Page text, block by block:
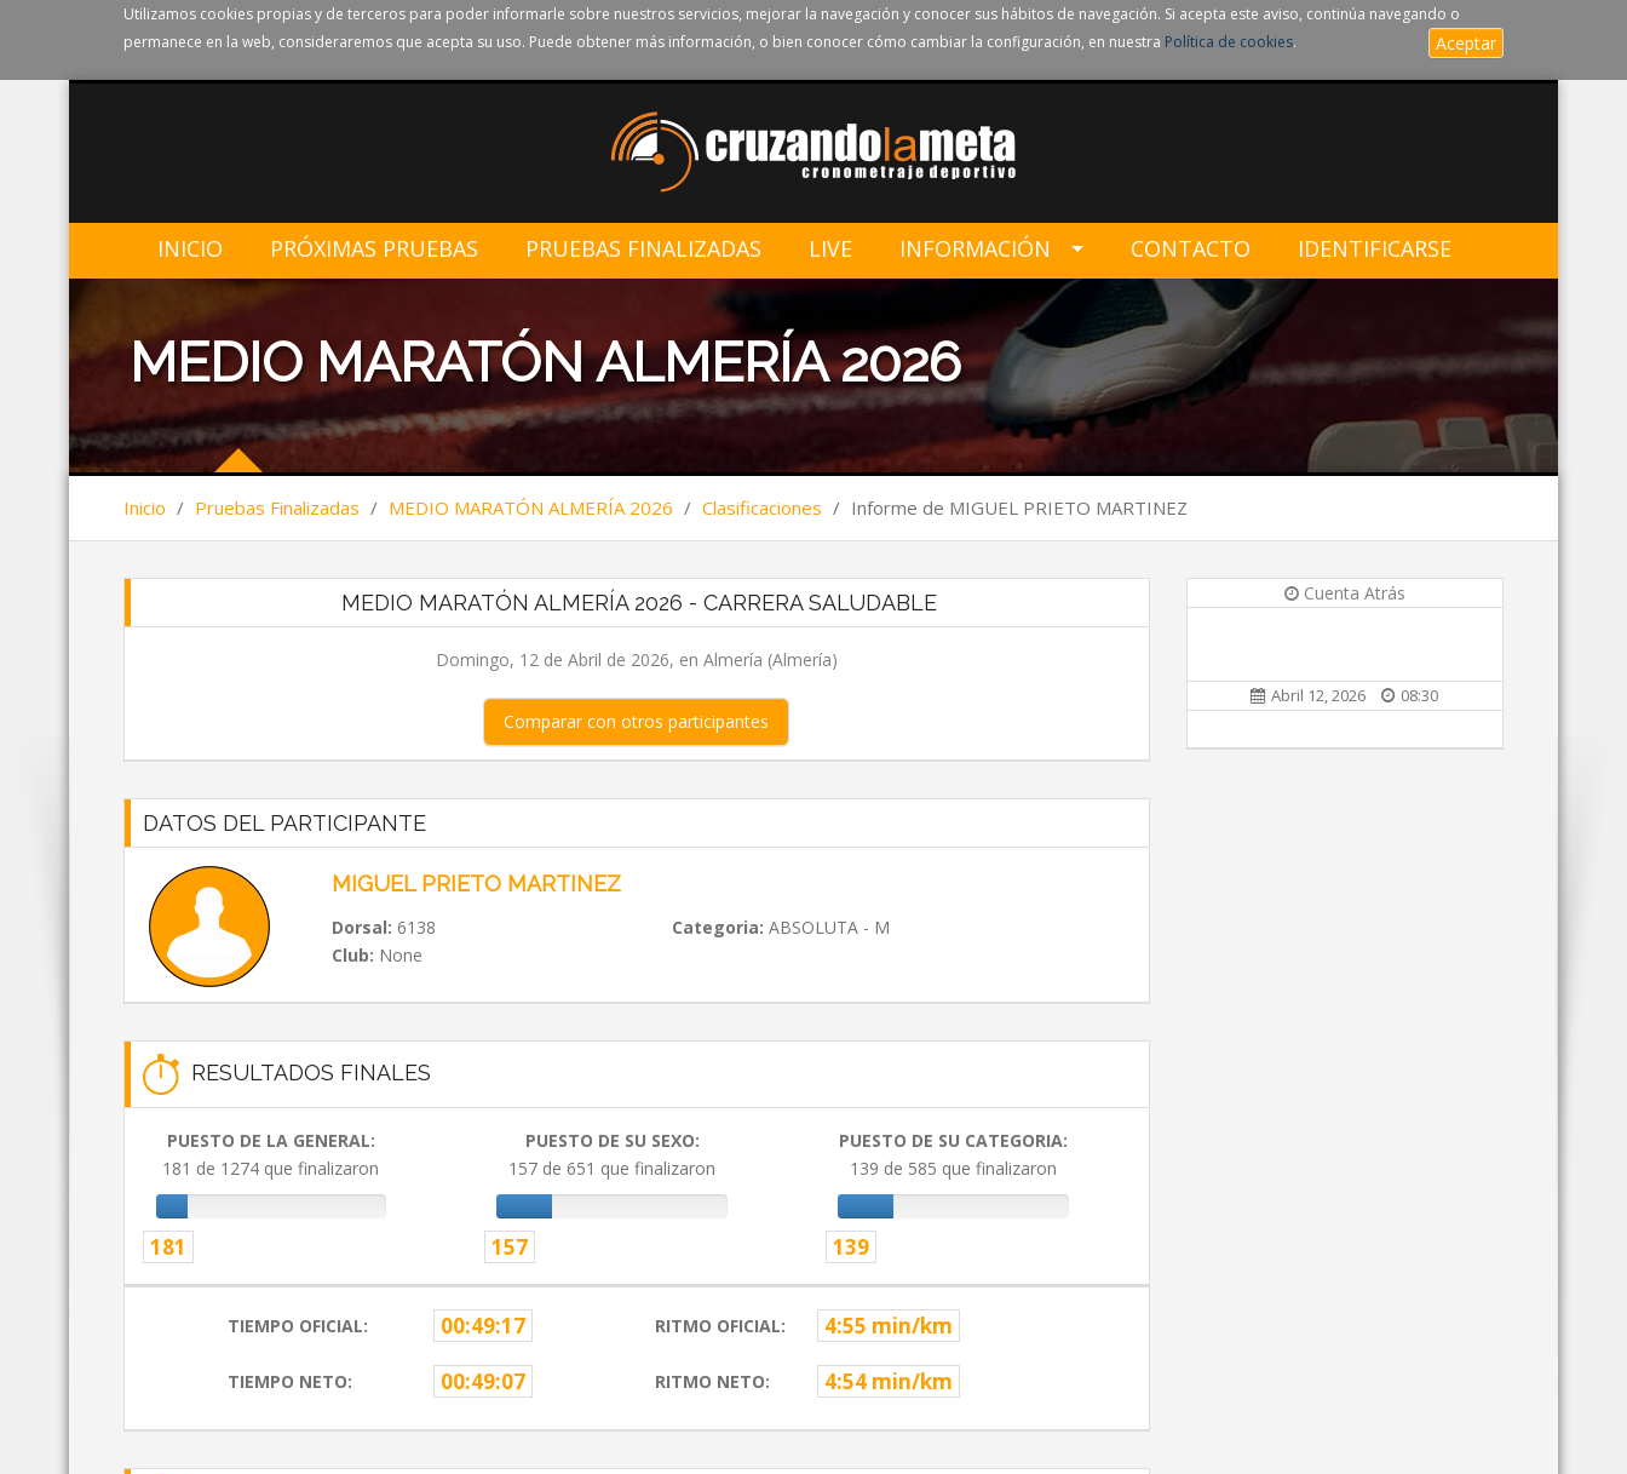
Utilizamos cookies propias y de terceros para poder informarle sobre nuestros servicios, mejorar la navegación y conocer sus hábitos de navegación. Si acepta este aviso, continúa navegando o
permanece en la web, consideraremos que acepta su uso. Puede obtener más información, o bien conocer cómo cambiar la configuración, en nuestra Política de cookies. Aceptar
INICIO PRÓXIMAS PRUEBAS PRUEBAS FINALIZADAS LIVE INFORMACIÓN CONTACTO IDENTIFICARSE
MEDIO MARATÓN ALMERÍA 2026
Inicio / Pruebas Finalizadas / MEDIO MARATÓN ALMERÍA 2026 / Clasificaciones / Informe de MIGUEL PRIETO MARTINEZ
MEDIO MARATÓN ALMERÍA 2026 - CARRERA SALUDABLE
Domingo, 12 de Abril de 2026, en Almería (Almería)
Comparar con otros participantes
DATOS DEL PARTICIPANTE
MIGUEL PRIETO MARTINEZ
Dorsal: 6138 Categoria: ABSOLUTA - M
Club: None
RESULTADOS FINALES
PUESTO DE LA GENERAL:
181 de 1274 que finalizaron
181
PUESTO DE SU SEXO:
157 de 651 que finalizaron
157
PUESTO DE SU CATEGORIA:
139 de 585 que finalizaron
139
TIEMPO OFICIAL: 00:49:17 RITMO OFICIAL: 4:55 min/km
TIEMPO NETO: 00:49:07 RITMO NETO: 4:54 min/km
Cuenta Atrás
Abril 12, 2026 08:30